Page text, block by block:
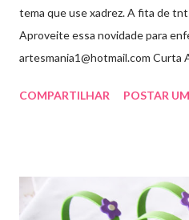
tema que use xadrez. A fita de
Aproveite essa novidade para
artesmania1@hotmail.com Curta
COMPARTILHAR POSTAR